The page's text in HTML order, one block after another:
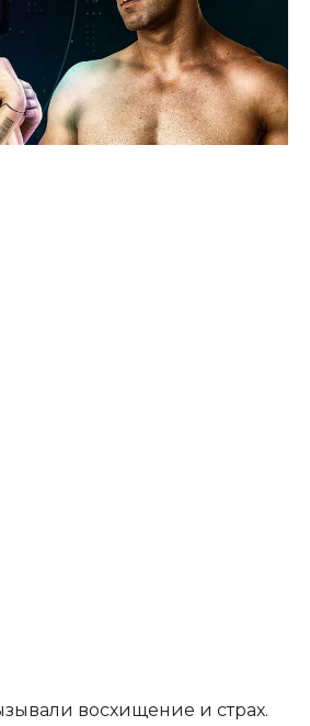
восхищение и страх.